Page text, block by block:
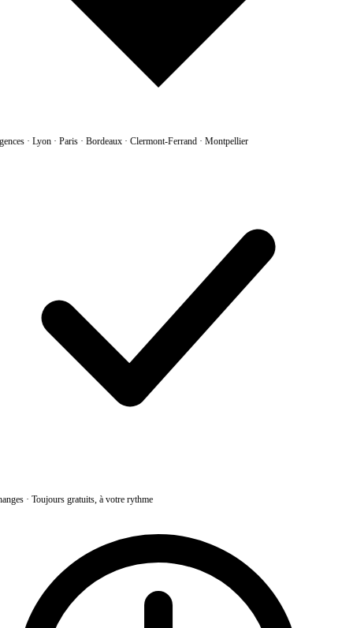
·Lyon · Paris · Bordeaux · Clermont-Ferrand · Montpellier
·Toujours gratuits, à votre rythme